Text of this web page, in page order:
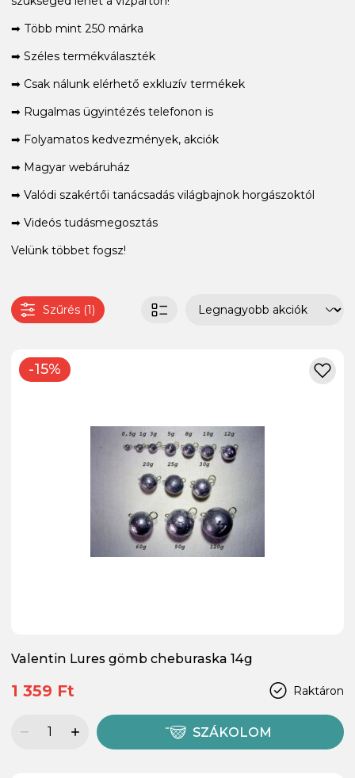
➡ Több mint 250 márka
➡ Széles termékválaszték
➡ Csak nálunk elérhető exkluzív termékek
➡ Rugalmas ügyintézés telefonon is
➡ Folyamatos kedvezmények, akciók
➡ Magyar webáruház
➡ Valódi szakértői tanácsadás világbajnok horgászoktól
➡ Videós tudásmegosztás
Velünk többet fogsz!
Szűrés (1)
-15%
Valentin Lures gömb cheburaska 14g
Raktáron
1 359 Ft
SZÁKOLOM